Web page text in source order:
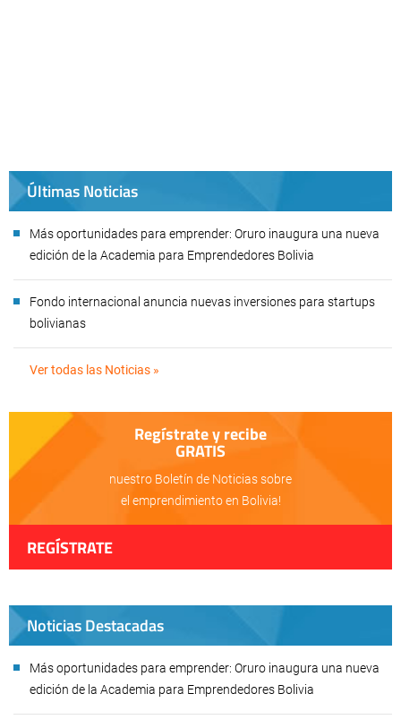
Últimas Noticias
Más oportunidades para emprender: Oruro inaugura una nueva
edición de la Academia para Emprendedores Bolivia
Fondo internacional anuncia nuevas inversiones para startups
bolivianas
Ver todas las Noticias »
Regístrate y recibe
GRATIS
nuestro Boletín de Noticias sobre
el emprendimiento en Bolivia!
REGÍSTRATE
Noticias Destacadas
Más oportunidades para emprender: Oruro inaugura una nueva
edición de la Academia para Emprendedores Bolivia